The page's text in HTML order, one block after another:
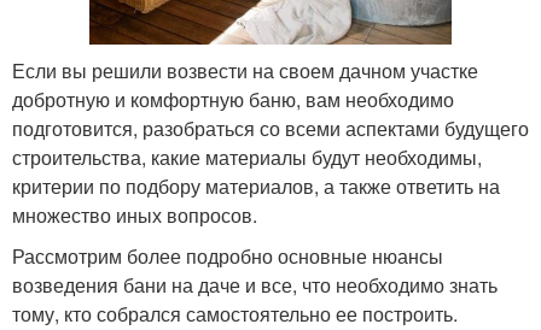
Если вы решили возвести на своем дачном участке
добротную и комфортную баню, вам необходимо
подготовится, разобраться со всеми аспектами будущего
строительства, какие материалы будут необходимы,
критерии по подбору материалов, а также ответить на
множество иных вопросов.
Рассмотрим более подробно основные нюансы
возведения бани на даче и все, что необходимо знать
тому, кто собрался самостоятельно ее построить.